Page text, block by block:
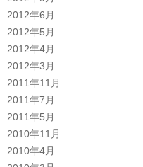
2012年6月
2012年5月
2012年4月
2012年3月
2011年11月
2011年7月
2011年5月
2010年11月
2010年4月